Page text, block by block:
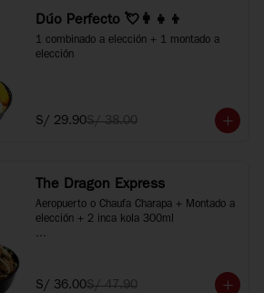
Dúo Perfecto 💘👩‍👧‍👦
1 combinado a elección + 1 montado a
elección
S/ 29.90S/ 38.00
The Dragon Express
Aeropuerto o Chaufa Charapa + Montado a
elección + 2 inca kola 300ml
S/ 36.00S/ 47.90